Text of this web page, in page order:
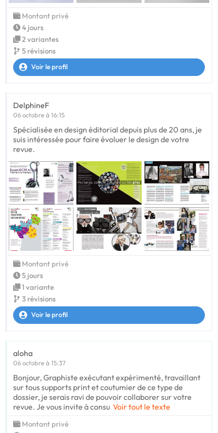
Montant privé
4 jours
2 variantes
5 révisions
Voir le profil
DelphineF
06 octobre à 16:15
Spécialisée en design éditorial depuis plus de 20 ans, je
suis intéressée pour faire évoluer le design de votre
revue.
Montant privé
5 jours
1 variante
3 révisions
Voir le profil
aloha
06 octobre à 15:37
Bonjour, Graphiste exécutant expérimenté, travaillant
sur tous supports print et coutumier de ce type de
dossier, je serais ravi de pouvoir collaborer sur votre
revue. Je vous invite à consu Voir tout le texte
Montant privé